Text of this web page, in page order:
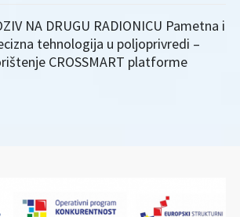
NA DRUGU RADIONICU Pametna i
tehnologija u poljoprivredi –
CROSSMART platforme